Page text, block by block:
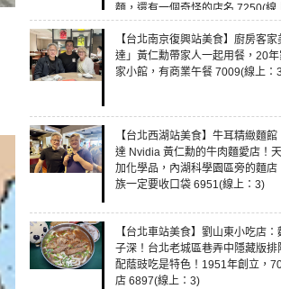
麵，還有一個奇怪的店名 7250(線
【台北南京復興站美食】廚房客
達」黃仁勳帶家人一起用餐，20
家小館，有商業午餐 7009(線上：
【台北西湖站美食】牛耳精緻麵
達 Nvidia 黃仁勳的牛肉麵愛店！
加化學品，內湖科學園區旁的麵店
族一定要收口袋 6951(線上：3)
【台北車站美食】劉山東小吃店
子深！台北老城區巷弄中隱藏版排
配蔭豉吃是特色！1951年創立，
店 6897(線上：3)